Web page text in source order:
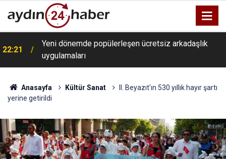
22:21
Yeni dönemde popülerleşen ücretsiz arkadaşlık
uygulamaları
Anasayfa Kültür Sanat
II. Beyazıt'ın 530 yıllık hayır şartı
yerine getirildi